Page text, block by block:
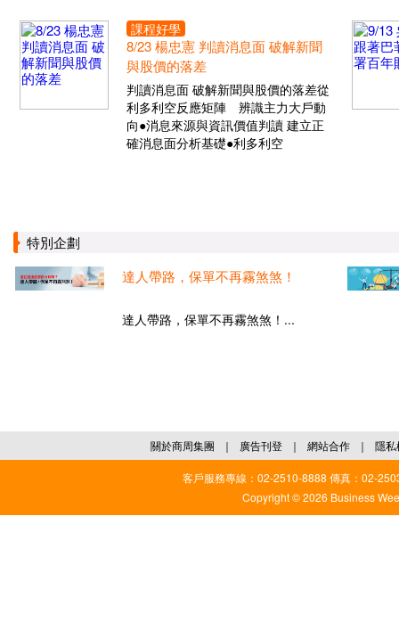
課程好學
8/23 楊忠憲 判讀消息面 破解新聞
與股價的落差
判讀消息面 破解新聞與股價的落差從
利多利空反應矩陣 辨識主力大戶動
向●消息來源與資訊價值判讀 建立正
確消息面分析基礎●利多利空
特別企劃
達人帶路，保單不再霧煞煞！
達人帶路，保單不再霧煞煞！...
關於商周集團 ｜ 廣告刊登 ｜ 網站合作 ｜ 隱私
客戶服務專線：02-2510-8888 傳真：02-
Copyright © 2026 Business